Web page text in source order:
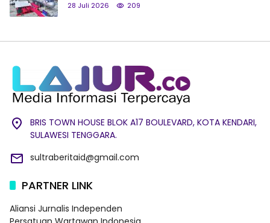
28 Juli 2026 209
BRIS TOWN HOUSE BLOK A17 BOULEVARD, KOTA KENDARI,
SULAWESI TENGGARA.
sultraberitaid@gmail.com
PARTNER LINK
Aliansi Jurnalis Independen